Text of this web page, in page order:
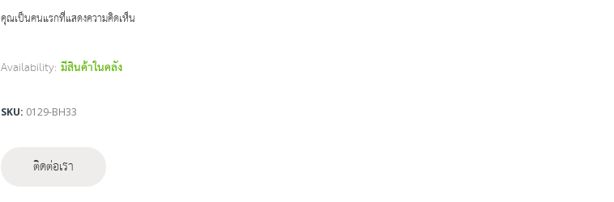
คุณเป็นคนแรกที่แสดงความคิดเห็น
Availability: มีสินค้าในคลัง
SKU 0129-BH33
ติดต่อเรา